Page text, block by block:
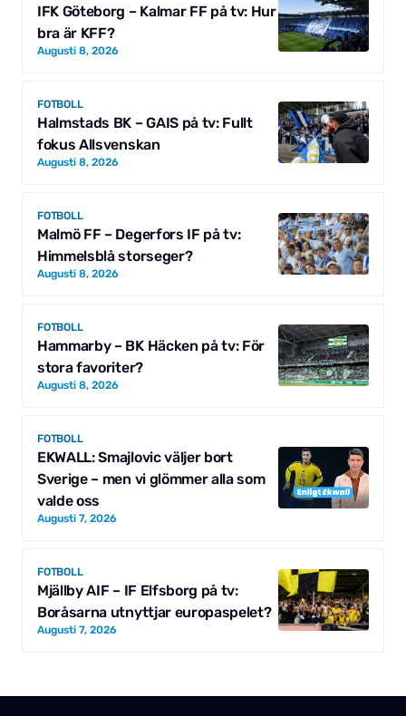
IFK Göteborg – Kalmar FF på tv: Hur
bra är KFF?
Augusti 8, 2026
FOTBOLL
Halmstads BK – GAIS på tv: Fullt
fokus Allsvenskan
Augusti 8, 2026
FOTBOLL
Malmö FF – Degerfors IF på tv:
Himmelsblå storseger?
Augusti 8, 2026
FOTBOLL
Hammarby – BK Häcken på tv: För
stora favoriter?
Augusti 8, 2026
FOTBOLL
EKWALL: Smajlovic väljer bort
Sverige – men vi glömmer alla som
valde oss
Augusti 7, 2026
FOTBOLL
Mjällby AIF – IF Elfsborg på tv:
Boråsarna utnyttjar europaspelet?
Augusti 7, 2026